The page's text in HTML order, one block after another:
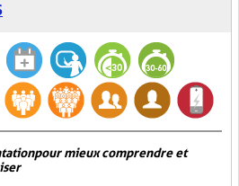
pour mieux comprendre et